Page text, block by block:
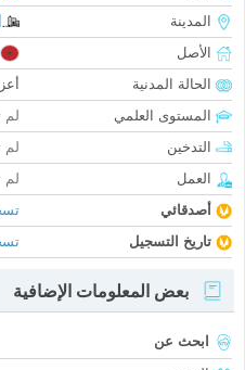
المدينة
الأصل
الحالة المدنية
المستوى العلمي
لم
التدخين
لم
العمل
لم
أصدقائي
تاريخ التسجيل
بعض المعلومات الإضافية
ابحث عن